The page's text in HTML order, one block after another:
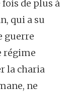
de plus à
qui a su
guerre
régime
la charia
ne